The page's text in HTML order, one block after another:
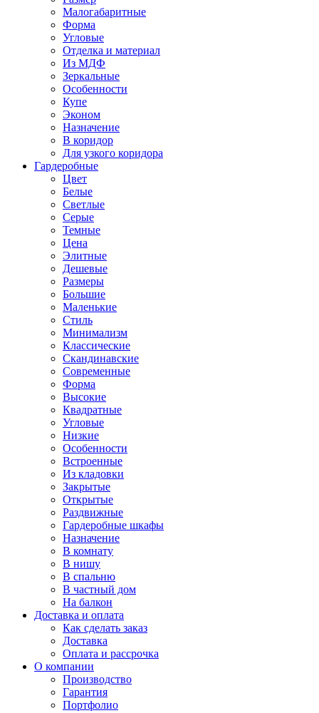
Малогабаритные
Форма
Угловые
Отделка и материал
Из МДФ
Зеркальные
Особенности
Купе
Эконом
Назначение
В коридор
Для узкого коридора
Гардеробные
Цвет
Белые
Светлые
Серые
Темные
Цена
Элитные
Дешевые
Размеры
Большие
Маленькие
Стиль
Минимализм
Классические
Скандинавские
Современные
Форма
Высокие
Квадратные
Угловые
Низкие
Особенности
Встроенные
Из кладовки
Закрытые
Открытые
Раздвижные
Гардеробные шкафы
Назначение
В комнату
В нишу
В спальню
В частный дом
На балкон
Доставка и оплата
Как сделать заказ
Доставка
Оплата и рассрочка
О компании
Производство
Гарантия
Портфолио